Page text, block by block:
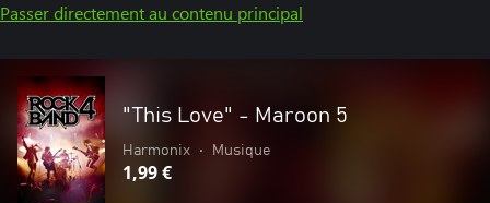
Passer directement au contenu principal
"This Love" - Maroon 5
Harmonix • Musique
1,99 €